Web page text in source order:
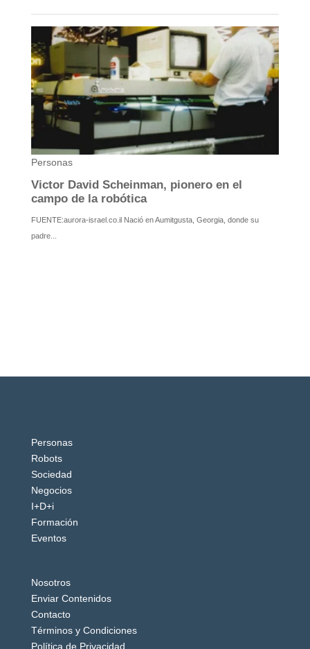
Personas
Robots
Sociedad
Negocios
I+D+i
Formación
Eventos
Nosotros
Enviar Contenidos
Contacto
Términos y Condiciones
Política de Privacidad